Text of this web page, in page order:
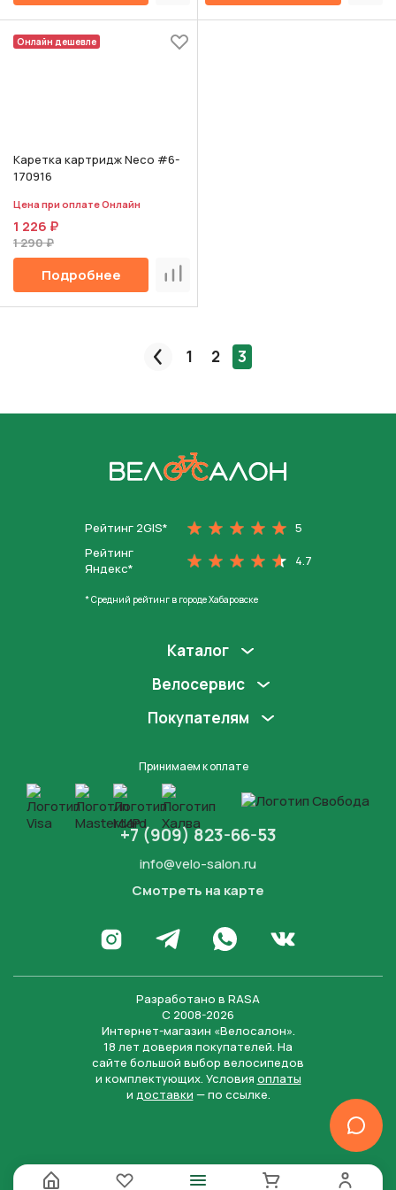
Онлайн дешевле
Каретка картридж Neco #6-
170916
Цена при оплате Онлайн
1 226 ₽
1 290 ₽
Подробнее Сравнить
Пред.
1 2 3
Рейтинг 2GIS*
5
Рейтинг
Яндекс*
4.7
* Средний рейтинг в городе Хабаровске
Каталог
Велосервис
Покупателям
Принимаем к оплате
+7 (909) 823-66-53
info@velo-salon.ru
Смотреть на карте
Перейти в Инстаграм
Написать в Телеграм
Написать в WhatsApp
Перейти во
Разработано в RASA
С 2008-2026
Интернет-магазин «Велосалон».
18 лет доверия покупателей. На
сайте большой выбор велосипедов
и комплектующих. Условия оплаты
и доставки — по ссылке.
Нажимая на кнопку “Отправить заявку”, вы даете
согласие на обработку персональных данных и